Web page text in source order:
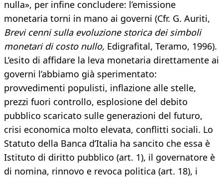
nulla», per infine concludere: l’emissione
monetaria torni in mano ai governi (Cfr. G. Auriti,
Brevi cenni sulla evoluzione storica dei simboli
monetari di costo nullo, Edigrafital, Teramo, 1996).
L’esito di affidare la leva monetaria direttamente ai
governi l’abbiamo già sperimentato:
provvedimenti populisti, inflazione alle stelle,
prezzi fuori controllo, esplosione del debito
pubblico scaricato sulle generazioni del futuro,
crisi economica molto elevata, conflitti sociali. Lo
Statuto della Banca d’Italia ha sancito che essa è
Istituto di diritto pubblico (art. 1), il governatore è
di nomina, rinnovo e revoca politica (art. 18), i